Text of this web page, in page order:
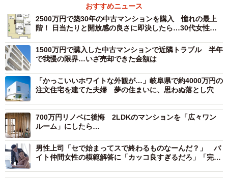
おすすめニュース
2500万円で築30年の中古マンションを購入 憧れの最上
階！ 日当たりと開放感の良さに即決したら…30代女性の
1500万円で購入した中古マンションで近隣トラブル 半年
で我慢の限界…いざ売却できた金額は
「かっこいいホワイトな外観が…」岐阜県で約4000万円の
注文住宅を建てた夫婦 夢の住まいに、思わぬ落とし穴
700万円リノベに後悔 2LDKのマンションを「広々ワン
ルーム」にしたら…
男性上司「セで始まってスで終わるものなーんだ？」 バ
イト仲間女性の模範解答に「カッコ良すぎるだろ」「完璧